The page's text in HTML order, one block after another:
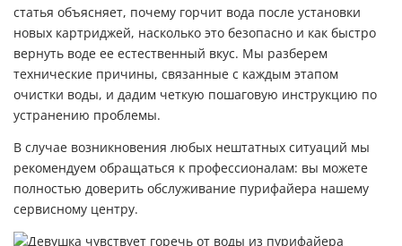
статья объясняет, почему горчит вода после установки
новых картриджей, насколько это безопасно и как быстро
вернуть воде ее естественный вкус. Мы разберем
технические причины, связанные с каждым этапом
очистки воды, и дадим четкую пошаговую инструкцию по
устранению проблемы.
В случае возникновения любых нештатных ситуаций мы
рекомендуем обращаться к профессионалам: вы можете
полностью доверить обслуживание пурифайера нашему
сервисному центру.